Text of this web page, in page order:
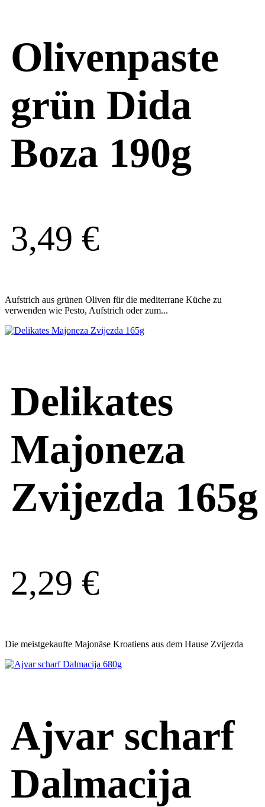
Olivenpaste
grün Dida
Boza 190g
3,49 €
Aufstrich aus grünen Oliven für die mediterrane Küche zu
verwenden wie Pesto, Aufstrich oder zum...
Delikates
Majoneza
Zvijezda 165g
2,29 €
Die meistgekaufte Majonäse Kroatiens aus dem Hause Zvijezda
Ajvar scharf
Dalmacija